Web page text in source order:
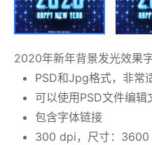
2020年新年背景发光效果
PSD和Jpg格式，非常
可以使用PSD文件编辑
包含字体链接
300 dpi，尺寸：